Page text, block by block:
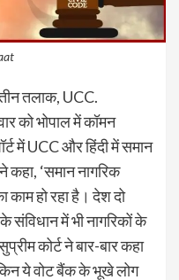
तलाक, UCC.
को भोपाल में कॉमन
में UCC और हिंदी में समान
कहा, ‘समान नागरिक
काम हो रहा है। देश दो
में भी नागरिकों के
कोर्ट ने बार-बार कहा
ये वोट बैंक के भूखे लोग